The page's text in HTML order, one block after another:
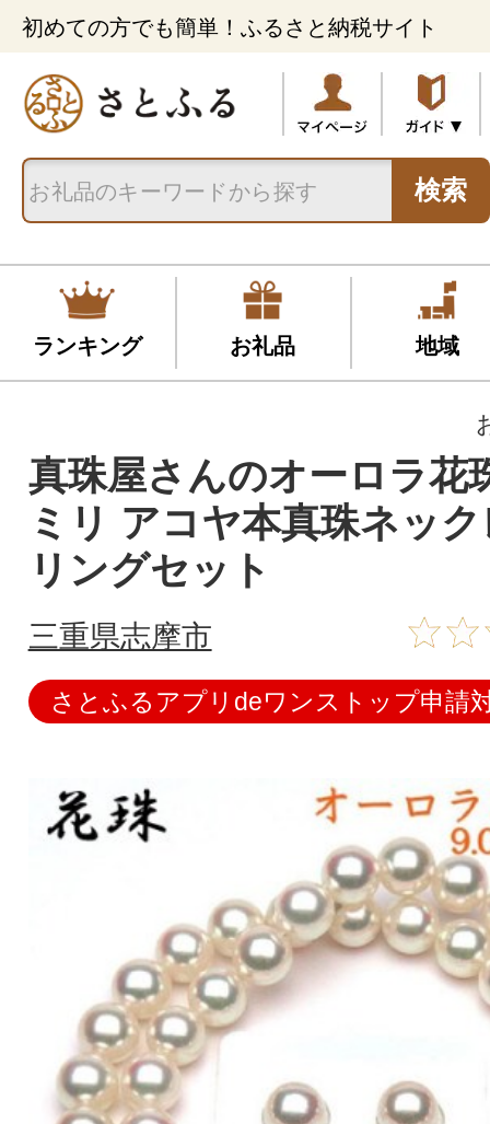
初めての方でも簡単！ふるさと納税サイト
検索
ランキング お礼品 地域
真珠屋さんのオーロラ花
ミリ アコヤ本真珠ネッ
リングセット
三重県志摩市
さとふるアプリdeワンストップ申請